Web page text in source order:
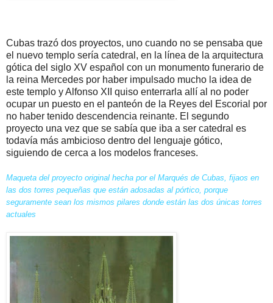
Cubas trazó dos proyectos, uno cuando no se pensaba que
el nuevo templo sería catedral, en la línea de la arquitectura
gótica del siglo XV español con un monumento funerario de
la reina Mercedes por haber impulsado mucho la idea de
este templo y Alfonso XII quiso enterrarla allí al no poder
ocupar un puesto en el panteón de la Reyes del Escorial por
no haber tenido descendencia reinante. El segundo
proyecto una vez que se sabía que iba a ser catedral es
todavía más ambicioso dentro del lenguaje gótico,
siguiendo de cerca a los modelos franceses.
Maqueta del proyecto original hecha por el Marqués de Cubas, fijaos en
las dos torres pequeñas que están adosadas al pórtico, porque
seguramente sean los mismos pilares donde están las dos únicas torres
actuales